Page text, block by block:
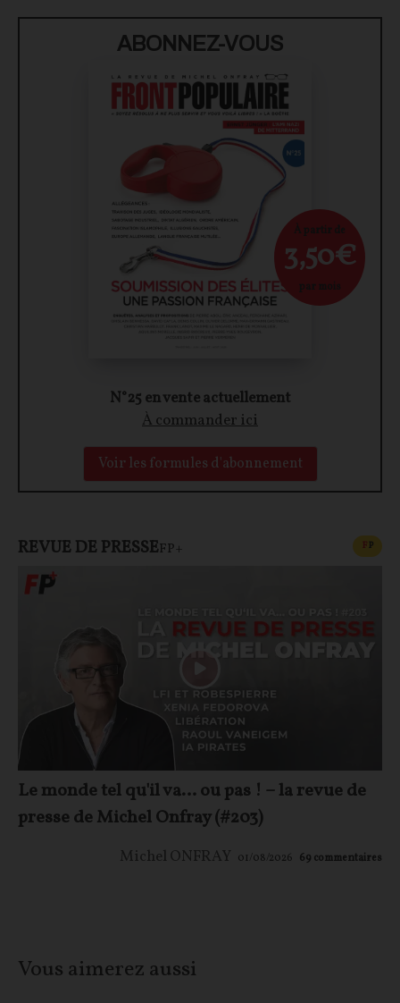
ABONNEZ-VOUS
N°25 en vente actuellement
À commander ici
Voir les formules d'abonnement
À partir de
3,50€
par mois
REVUE DE PRESSEFP+ FP
Le monde tel qu'il va… ou pas ! – la revue de
presse de Michel Onfray (#203)
Michel ONFRAY 01/08/2026 69 commentaires
Vous aimerez aussi